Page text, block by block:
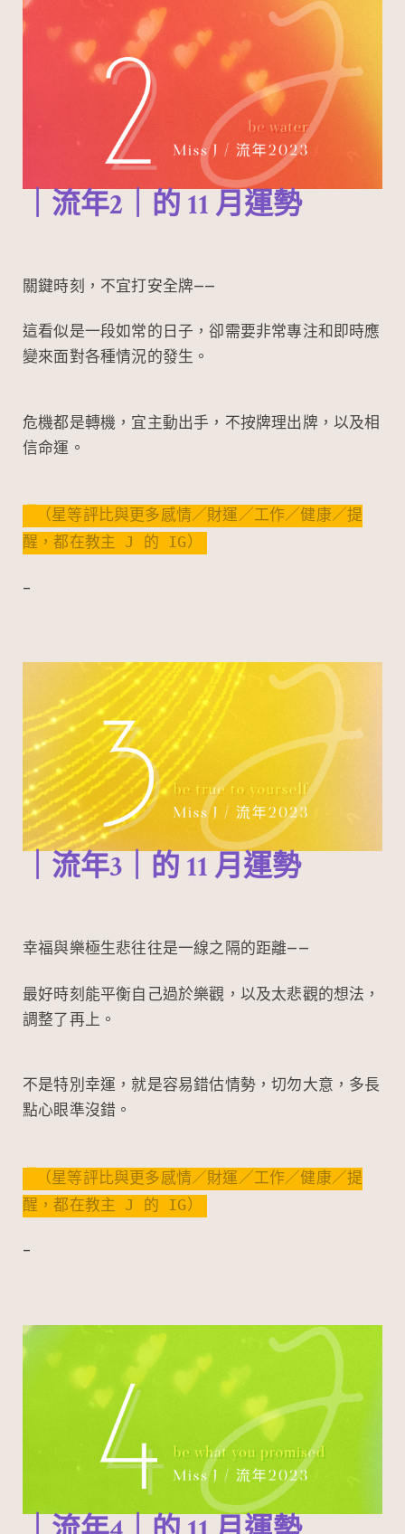
｜流年2｜的 11 月運勢
關鍵時刻，不宜打安全牌——
這看似是一段如常的日子，卻需要非常專注和即時應
變來面對各種情況的發生。
危機都是轉機，宜主動出手，不按牌理出牌，以及相
信命運。
（星等評比與更多感情／財運／工作／健康／提
醒，都在教主 J 的 IG）
–
｜流年3｜的 11月運勢
幸福與樂極生悲往往是一線之隔的距離——
最好時刻能平衡自己過於樂觀，以及太悲觀的想法，
調整了再上。
不是特別幸運，就是容易錯估情勢，切勿大意，多長
點心眼準沒錯。
（星等評比與更多感情／財運／工作／健康／提
醒，都在教主 J 的 IG）
–